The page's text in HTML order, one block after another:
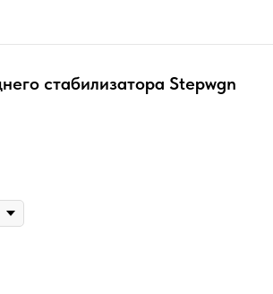
стабилизатора Stepwgn